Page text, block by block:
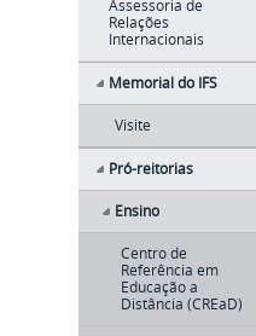
Assessoria de
Relações
Internacionais
Memorial do IFS
Visite
Pró-reitorias
Ensino
Centro de
Referência em
Educação a
Distância (CREaD)